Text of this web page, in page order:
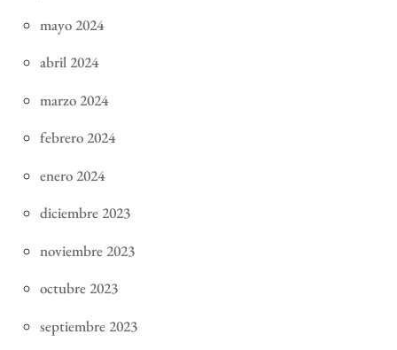
mayo 2024
abril 2024
marzo 2024
febrero 2024
enero 2024
diciembre 2023
noviembre 2023
octubre 2023
septiembre 2023